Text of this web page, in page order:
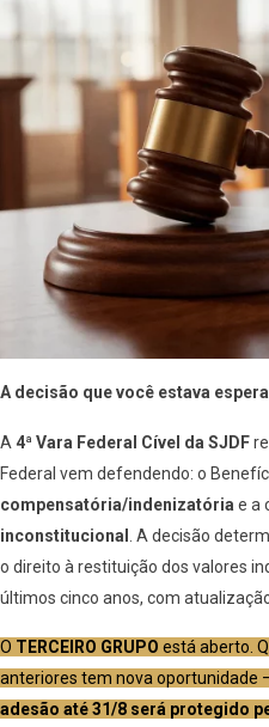
A decisão que você estava
A 4ª Vara Federal Cível da SJDF
Federal vem defendendo: o
compensatória/indenizatória e a
inconstitucional
. A decisão
o direito à restituição dos valores
últimos cinco anos, com
O TERCEIRO GRUPO está aberto.
anteriores tem nova oportunidade
adesão até 31/8 será protegido